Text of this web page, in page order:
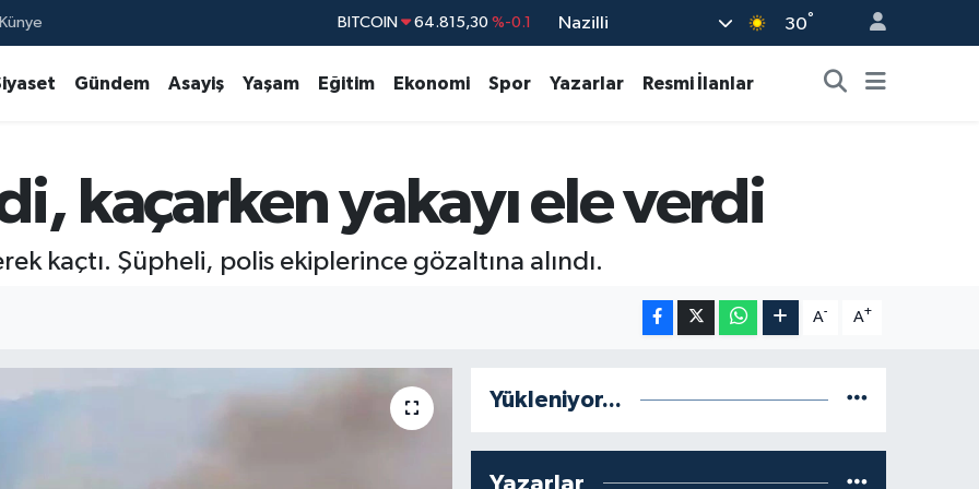
DOLAR 47,7436 %0.18
BİST100
Nazilli 30°
Gündem Asayiş Yaşam Eğitim Ekonomi Spor Yazarlar Resmi İlanlar
kaçarken yakayı ele verdi
kaçtı. Şüpheli, polis ekiplerince gözaltına alındı.
A- A+
Yükleniyor...
Yazarlar